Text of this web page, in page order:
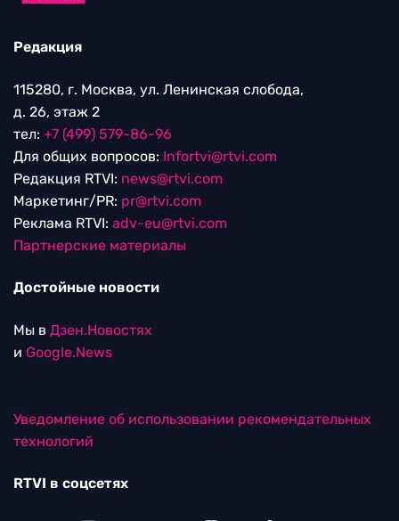
Редакция
115280, г. Москва, ул. Ленинская слобода,
д. 26, этаж 2
тел: +7 (499) 579-86-96
Для общих вопросов: Infortvi@rtvi.com
Редакция RTVI: news@rtvi.com
Маркетинг/PR: pr@rtvi.com
Реклама RTVI: adv-eu@rtvi.com
Партнерские материалы
Достойные новости
Мы в Дзен.Новостях
и Google.News
Уведомление об использовании рекомендательных
технологий
RTVI в соцсетях